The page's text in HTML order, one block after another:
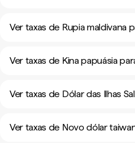
Ver taxas de Rupia maldivana
Ver taxas de Kina papuásia
Ver taxas de Dólar das Ilhas
Ver taxas de Novo dólar